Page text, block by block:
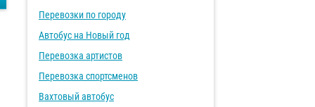
Перевозки по городу
Автобус на Новый год
Перевозка артистов
Перевозка спортсменов
Вахтовый автобус